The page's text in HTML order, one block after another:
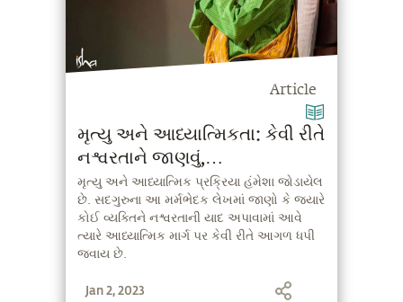
Article
મૃત્યુ અને આધ્યાત્મિકતા: કેવી રીતે
નશ્વરતાને જાણવું,
આધ્યાત્મિકતાને ઉત્તેજિત કરે છે
મૃત્યુ અને આધ્યાત્મિક પ્રક્રિયા હંમેશા જોડાયેલ
છે. સદગુરુના આ મર્મભેદક લેખમાં જાણો કે જ્યારે
કોઈ વ્યક્તિને નશ્વરતાની યાદ અપાવામાં આવે
ત્યારે આધ્યાત્મિક માર્ગ પર કેવી રીતે આગળ ધપી
જવાય છે.
Jan 2, 2023